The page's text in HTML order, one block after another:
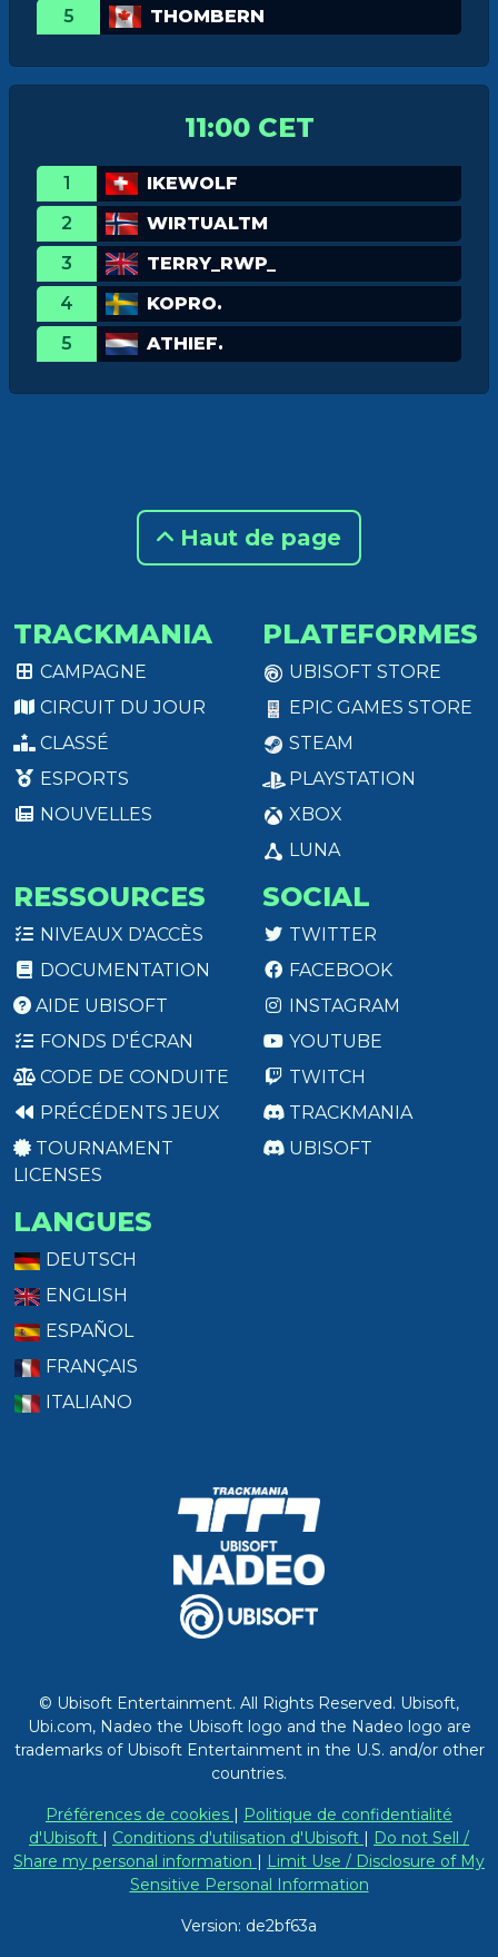
5
THOMBERN
11:00 CET
1
IKEWOLF
2
WIRTUALTM
3
TERRY_RWP_
4
KOPRO.
5
ATHIEF.
Haut de page
TRACKMANIA
CAMPAGNE
CIRCUIT DU JOUR
CLASSÉ
ESPORTS
NOUVELLES
PLATEFORMES
UBISOFT STORE
EPIC GAMES STORE
STEAM
PLAYSTATION
XBOX
LUNA
RESSOURCES
NIVEAUX D'ACCÈS
DOCUMENTATION
AIDE UBISOFT
FONDS D'ÉCRAN
CODE DE CONDUITE
PRÉCÉDENTS JEUX
TOURNAMENT
LICENSES
SOCIAL
TWITTER
FACEBOOK
INSTAGRAM
YOUTUBE
TWITCH
TRACKMANIA
UBISOFT
LANGUES
DEUTSCH
ENGLISH
ESPAÑOL
FRANÇAIS
ITALIANO
© Ubisoft Entertainment. All Rights Reserved. Ubisoft,
Ubi.com, Nadeo the Ubisoft logo and the Nadeo logo are
trademarks of Ubisoft Entertainment in the U.S. and/or other
countries.
Préférences de cookies | Politique de confidentialité
d'Ubisoft | Conditions d'utilisation d'Ubisoft | Do not Sell /
Share my personal information | Limit Use / Disclosure of My
Sensitive Personal Information
Version: de2bf63a